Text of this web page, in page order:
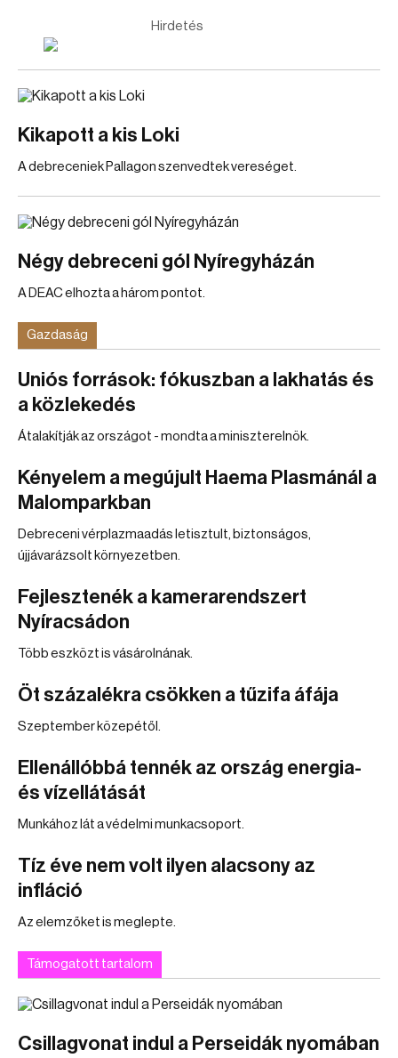
Hirdetés
Kikapott a kis Loki
A debreceniek Pallagon szenvedtek vereséget.
Négy debreceni gól Nyíregyházán
A DEAC elhozta a három pontot.
Gazdaság
Uniós források: fókuszban a lakhatás és
a közlekedés
Átalakítják az országot - mondta a miniszterelnök.
Kényelem a megújult Haema Plasmánál a
Malomparkban
Debreceni vérplazmaadás letisztult, biztonságos,
újjávarázsolt környezetben.
Fejlesztenék a kamerarendszert
Nyíracsádon
Több eszközt is vásárolnának.
Öt százalékra csökken a tűzifa áfája
Szeptember közepétől.
Ellenállóbbá tennék az ország energia-
és vízellátását
Munkához lát a védelmi munkacsoport.
Tíz éve nem volt ilyen alacsony az
infláció
Az elemzőket is meglepte.
Támogatott tartalom
Csillagvonat indul a Perseidák nyomában